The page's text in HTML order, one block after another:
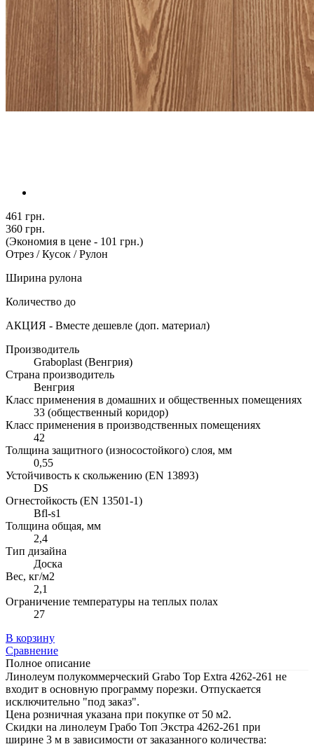
461 грн.
360 грн.
(Экономия в цене - 101 грн.)
Отрез / Кусок / Рулон
Ширина рулона
Количество до
АКЦИЯ - Вместе дешевле (доп. материал)
Производитель
Graboplast (Венгрия)
Страна производитель
Венгрия
Класс применения в домашних и общественных помещениях
33 (общественный коридор)
Класс применения в производственных помещениях
42
Толщина защитного (износостойкого) слоя, мм
0,55
Устойчивость к скольжению (EN 13893)
DS
Огнестойкость (EN 13501-1)
Bfl-s1
Толщина общая, мм
2,4
Тип дизайна
Доска
Вес, кг/м2
2,1
Ограничение температуры на теплых полах
27
В корзину
Сравнение
Полное описание
Линолеум полукоммерческий Grabo Top Extra 4262-261 не
входит в основную программу порезки. Отпускается
исключительно "под заказ".
Цена розничная указана при покупке от 50 м2.
Скидки на линолеум Грабо Топ Экстра 4262-261 при
ширине 3 м в зависимости от заказанного количества: